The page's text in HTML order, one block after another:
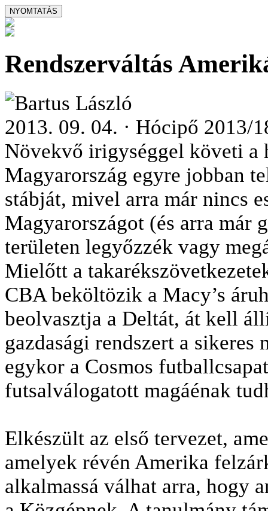
Rendszerváltás
Bartus László
2013. 09. 04. · Hócipő 2013/
Növekvő irigységgel követi
Magyarország egyre jobban
stábját, mivel arra már nincs
Magyarországot (és arra már
területen legyőzzék vagy
Mielőtt a
CBA beköltözik a Macy’s
beolvasztja a Deltát, át kell
gazdasági rendszert a
egykor a Cosmos
futsalválogatott magáénak
Elkészült az első tervezet,
amelyek révén Amerika
alkalmassá válhat arra, hogy